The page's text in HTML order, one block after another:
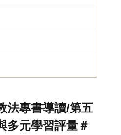
法專書導讀/第五
元學習評量＃